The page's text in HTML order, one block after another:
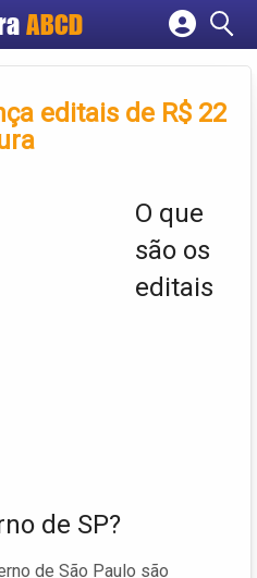
ABCD
empresa
conta
editais de R$ 22
O que
são os
editais
de SP?
de São Paulo são